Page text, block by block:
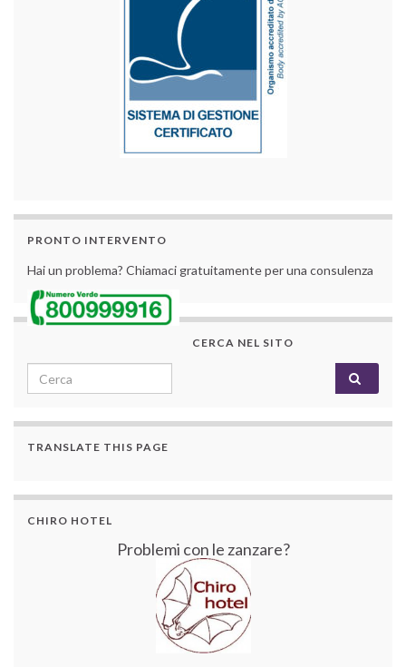
PRONTO INTERVENTO
Hai un problema? Chiamaci gratuitamente per una consulenza
CERCA NEL SITO
Search for:
TRANSLATE THIS PAGE
CHIRO HOTEL
Problemi con le zanzare?